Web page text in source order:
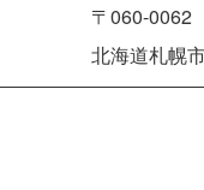
〒060-0062
北海道札幌